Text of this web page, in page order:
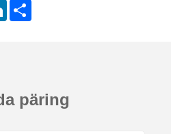
LinkedIn
päring